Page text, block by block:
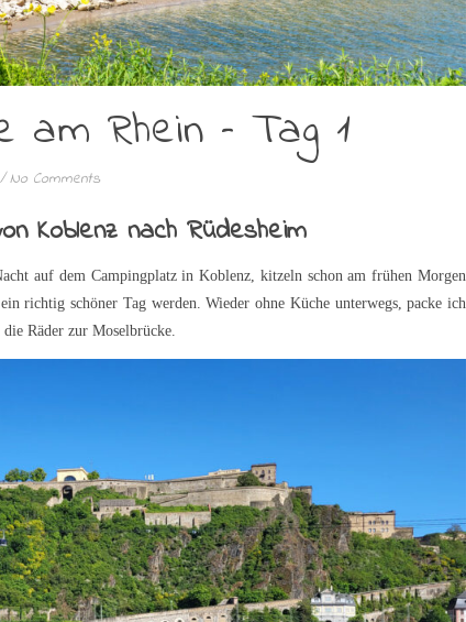
am Rhein – Tag 1
/ No Comments
Koblenz nach Rüdesheim
auf dem Campingplatz in Koblenz, kitzeln schon am frühen Morgen
richtig schöner Tag werden. Wieder ohne Küche unterwegs, packe ich
Räder zur Moselbrücke.